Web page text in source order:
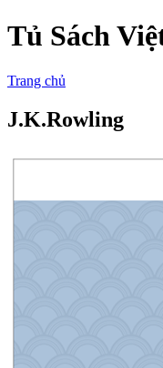
Tủ Sách
Trang chủ
J.K.Rowling